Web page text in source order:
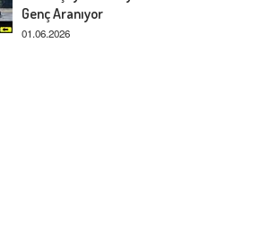
Genç Aranıyor
01.06.2026